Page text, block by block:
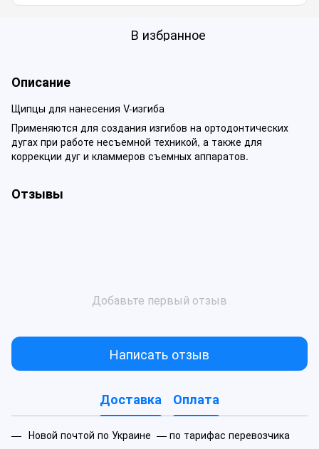
В избранное
Описание
Щипцы для нанесения V-изгиба
Применяются для создания изгибов на ортодонтических
дугах при работе несъемной техникой, а также для
коррекции дуг и кламмеров съемных аппаратов.
Отзывы
Добавьте первый отзыв
Написать отзыв
Доставка Оплата
Новой почтой по Украине — по тарифас перевозчика